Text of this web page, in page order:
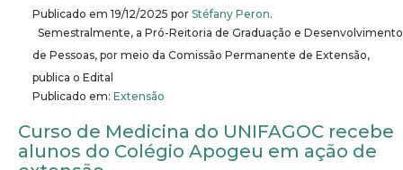
Publicado em 19/12/2025 por Stéfany Peron.
Semestralmente, a Pró-Reitoria de Graduação e Desenvolvimento
de Pessoas, por meio da Comissão Permanente de Extensão,
publica o Edital
Publicado em: Extensão
Curso de Medicina do UNIFAGOC recebe
alunos do Colégio Apogeu em ação de